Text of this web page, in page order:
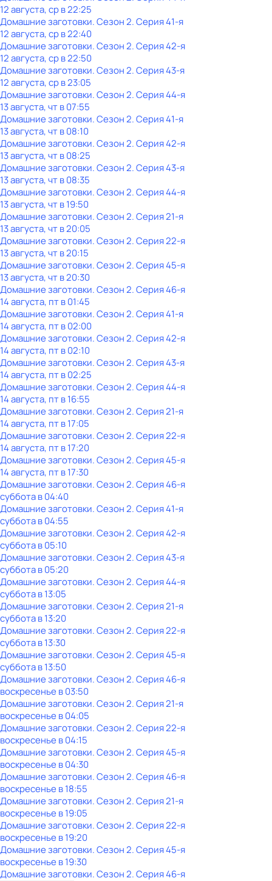
12 августа, ср в 22:25
Домашние заготовки. Сезон 2. Серия 41-я
12 августа, ср в 22:40
Домашние заготовки. Сезон 2. Серия 42-я
12 августа, ср в 22:50
Домашние заготовки. Сезон 2. Серия 43-я
12 августа, ср в 23:05
Домашние заготовки. Сезон 2. Серия 44-я
13 августа, чт в 07:55
Домашние заготовки. Сезон 2. Серия 41-я
13 августа, чт в 08:10
Домашние заготовки. Сезон 2. Серия 42-я
13 августа, чт в 08:25
Домашние заготовки. Сезон 2. Серия 43-я
13 августа, чт в 08:35
Домашние заготовки. Сезон 2. Серия 44-я
13 августа, чт в 19:50
Домашние заготовки. Сезон 2. Серия 21-я
13 августа, чт в 20:05
Домашние заготовки. Сезон 2. Серия 22-я
13 августа, чт в 20:15
Домашние заготовки. Сезон 2. Серия 45-я
13 августа, чт в 20:30
Домашние заготовки. Сезон 2. Серия 46-я
14 августа, пт в 01:45
Домашние заготовки. Сезон 2. Серия 41-я
14 августа, пт в 02:00
Домашние заготовки. Сезон 2. Серия 42-я
14 августа, пт в 02:10
Домашние заготовки. Сезон 2. Серия 43-я
14 августа, пт в 02:25
Домашние заготовки. Сезон 2. Серия 44-я
14 августа, пт в 16:55
Домашние заготовки. Сезон 2. Серия 21-я
14 августа, пт в 17:05
Домашние заготовки. Сезон 2. Серия 22-я
14 августа, пт в 17:20
Домашние заготовки. Сезон 2. Серия 45-я
14 августа, пт в 17:30
Домашние заготовки. Сезон 2. Серия 46-я
субботав04:40
Домашние заготовки. Сезон 2. Серия 41-я
субботав04:55
Домашние заготовки. Сезон 2. Серия 42-я
субботав05:10
Домашние заготовки. Сезон 2. Серия 43-я
субботав05:20
Домашние заготовки. Сезон 2. Серия 44-я
субботав13:05
Домашние заготовки. Сезон 2. Серия 21-я
субботав13:20
Домашние заготовки. Сезон 2. Серия 22-я
субботав13:30
Домашние заготовки. Сезон 2. Серия 45-я
субботав13:50
Домашние заготовки. Сезон 2. Серия 46-я
воскресенье в03:50
Домашние заготовки. Сезон 2. Серия 21-я
воскресенье в04:05
Домашние заготовки. Сезон 2. Серия 22-я
воскресенье в04:15
Домашние заготовки. Сезон 2. Серия 45-я
воскресенье в04:30
Домашние заготовки. Сезон 2. Серия 46-я
воскресенье в18:55
Домашние заготовки. Сезон 2. Серия 21-я
воскресенье в19:05
Домашние заготовки. Сезон 2. Серия 22-я
воскресенье в19:20
Домашние заготовки. Сезон 2. Серия 45-я
воскресенье в19:30
Домашние заготовки. Сезон 2. Серия 46-я